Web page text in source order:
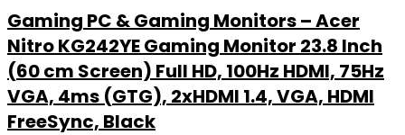
Gaming PC & Gaming Monitors – Acer
Nitro KG242YE Gaming Monitor 23.8 Inch
(60 cm Screen) Full HD, 100Hz HDMI, 75Hz
VGA, 4ms (GTG), 2xHDMI 1.4, VGA, HDMI
FreeSync, Black